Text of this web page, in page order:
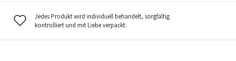
Jedes Produkt wird individuell behandelt, sorgfältig
kontrolliert und mit Liebe verpackt.